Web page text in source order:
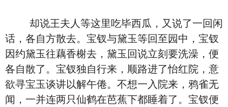
却说王夫人等这里吃毕西瓜，又说了一回闲
话，各自方散去。宝钗与黛玉等回至园中，宝钗
因约黛玉往藕香榭去，黛玉回说立刻要洗澡，便
各自散了。宝钗独自行来，顺路进了怡红院，意
欲寻宝玉谈讲以解午倦。不想一入院来，鸦雀无
闻，一并连两只仙鹤在芭蕉下都睡着了。宝钗便